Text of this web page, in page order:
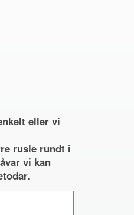
eller vi
rusle rundt i
vi kan